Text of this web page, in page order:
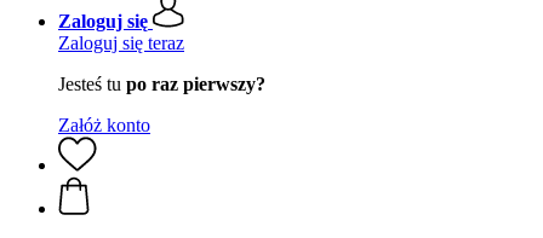
Zaloguj się
Zaloguj się teraz
Jesteś tu po raz pierwszy?
Załóż konto